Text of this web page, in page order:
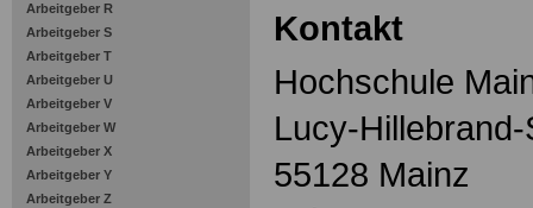
Arbeitgeber R
Arbeitgeber S
Arbeitgeber T
Arbeitgeber U
Arbeitgeber V
Arbeitgeber W
Arbeitgeber X
Arbeitgeber Y
Arbeitgeber Z
Kontakt
Hochschule
Lucy-
55128 Mainz